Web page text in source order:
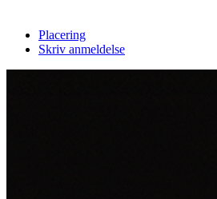
Placering
Skriv anmeldelse